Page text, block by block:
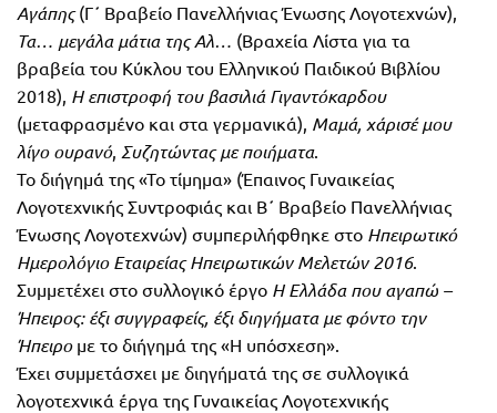
Ξένες
γλώσσες
Α.Σ.Ε.Π.
Θεματικά
Ημερολόγια
Βιβλία
Εκπαιδευτικών
Δραστηριοτήτων
Εκπαίδευση
ΣΤ΄
Τάξη
Γυμνάσιο
Α΄
Τάξη
Β΄
Τάξη
Γ΄
Τάξη
Λύκειο
Αγάπης(Γ΄ Βραβείο Πανελλήνιας Ένωσης Λογοτεχνών),
Τα… μεγάλα μάτια της Αλ… (Βραχεία Λίστα για τα
βραβεία του Κύκλου του Ελληνικού Παιδικού Βιβλίου
2018), Η επιστροφή του βασιλιά Γιγαντόκαρδου
(μεταφρασμένο και στα γερμανικά), Μαμά, χάρισέ μου
λίγο ουρανό, Συζητώντας με ποιήματα.
Το διήγημά της «Το τίμημα» (Έπαινος Γυναικείας
Λογοτεχνικής Συντροφιάς και Β΄ Βραβείο Πανελλήνιας
Ένωσης Λογοτεχνών) συμπεριλήφθηκε στο Ηπειρωτικό
Ημερολόγιο Εταιρείας Ηπειρωτικών Μελετών 2016.
Συμμετέχει στο συλλογικό έργο Η Ελλάδα που αγαπώ –
Ήπειρος: έξι συγγραφείς, έξι διηγήματα με φόντο την
Ήπειρομε το διήγημά της «Η υπόσχεση».
Έχει συμμετάσχει με διηγήματά της σε συλλογικά
λογοτεχνικά έργα της Γυναικείας Λογοτεχνικής